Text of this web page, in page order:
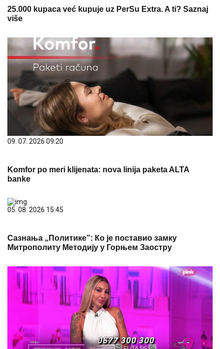
25.000 kupaca već kupuje uz PerSu Extra. A ti? Saznaj
više
09. 07. 2026 09:20
Komfor po meri klijenata: nova linija paketa ALTA
banke
05. 08. 2026 15:45
Сазнања „Политике”: Ко је поставио замку
Митрополиту Методију у Горњем Заостру